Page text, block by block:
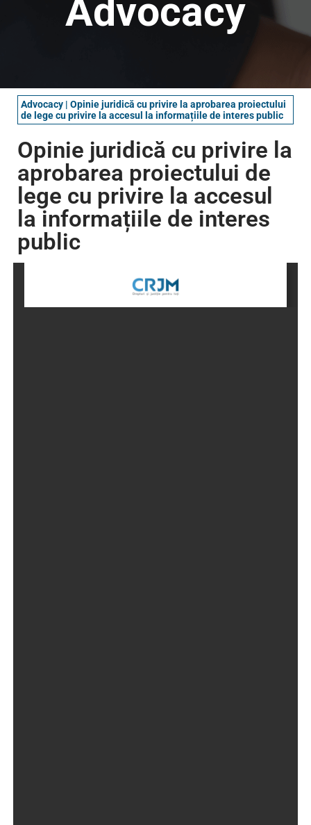
Advocacy
Advocacy | Opinie juridică cu privire la aprobarea proiectului
de lege cu privire la accesul la informațiile de interes public
Opinie juridică cu privire la
aprobarea proiectului de
lege cu privire la accesul
la informațiile de interes
public